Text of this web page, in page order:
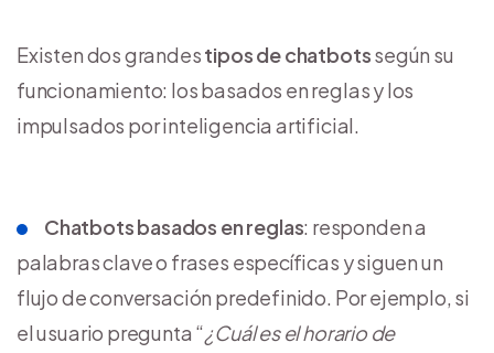
Existen dos grandestipos de chatbotssegún su
funcionamiento: los basados en reglas y los
impulsados por inteligencia artificial.
Chatbots basados en reglas: responden a
palabras clave o frases específicas y siguen un
flujo de conversación predefinido. Por ejemplo, si
el usuario pregunta “¿Cuál es el horario de